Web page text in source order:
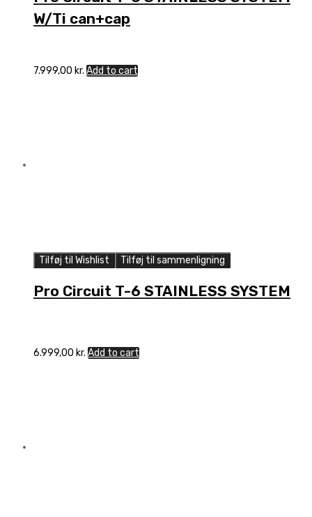
W/Ti can+cap
7.999,00 kr. Add to cart
Tilføj til Wishlist Tilføj til sammenligning
Pro Circuit T-6 STAINLESS SYSTEM
6.999,00 kr. Add to cart